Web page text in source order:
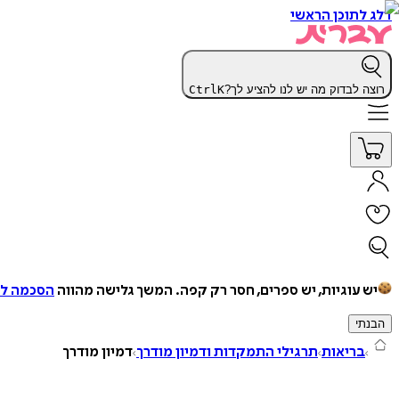
דלג לתוכן הראשי
רוצה לבדוק מה יש לנו להציע לך? CtrlK
יש עוגיות, יש ספרים, חסר רק קפה. המשך גלישה מהווה הסכמה
הבנתי
בריאות תרגילי התמקדות ודמיון מודרך דמיון מודרך